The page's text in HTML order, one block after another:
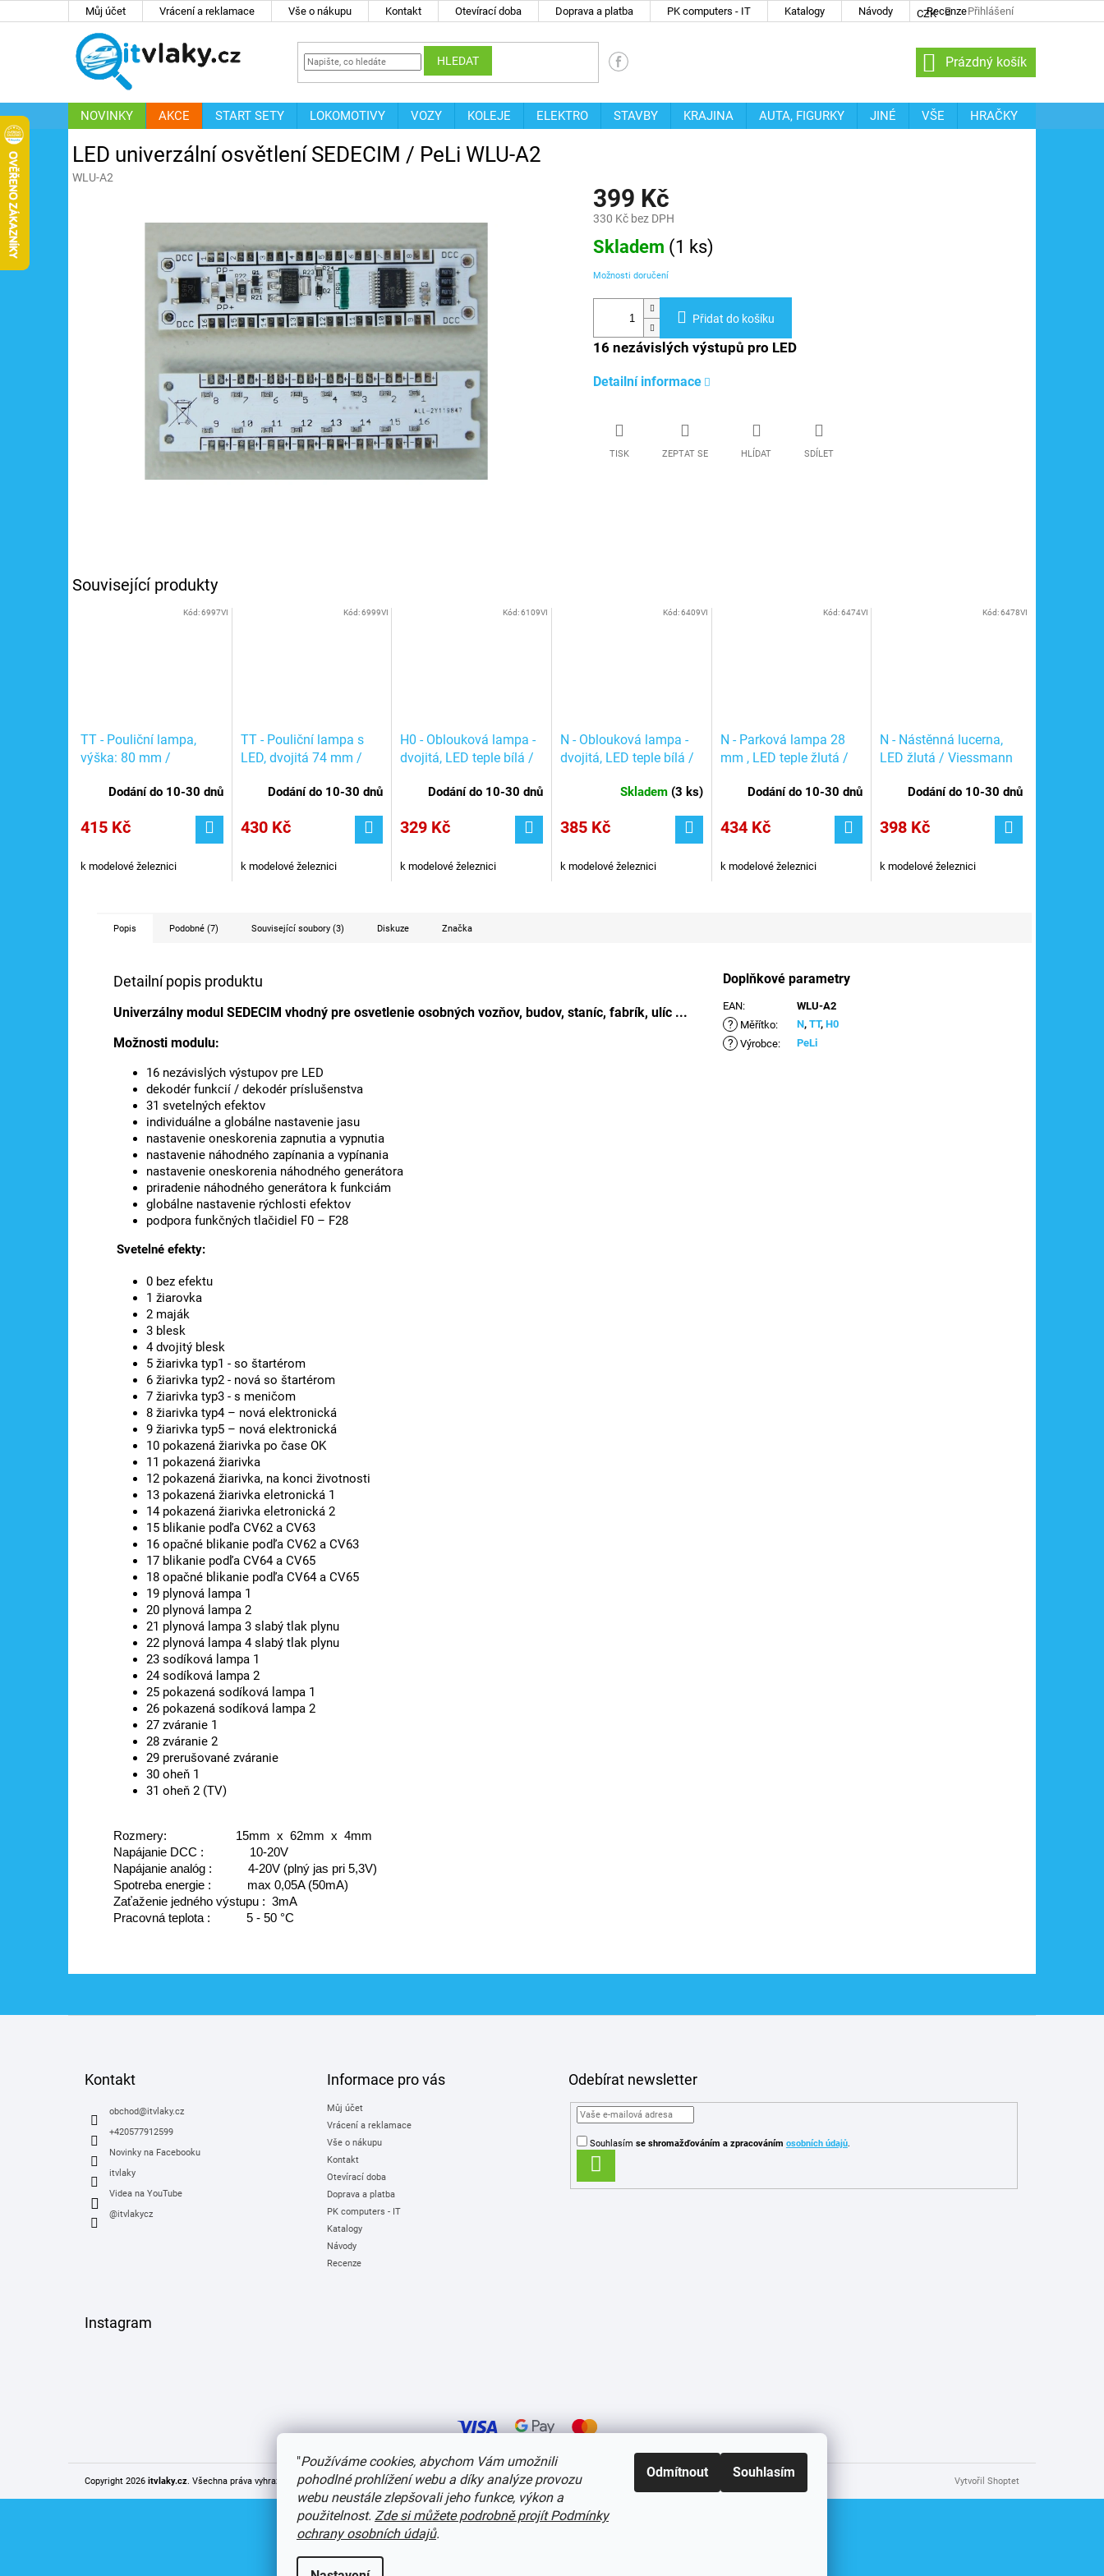
"Používáme cookies, abychom Vám umožnili
pohodlné prohlížení webu a díky analýze provozu
webu neustále zlepšovali jeho funkce, výkon a
použitelnost. Zde si můžete podrobně projít Podmínky
ochrany osobních údajů.
Odmítnout Souhlasím
Můj účet Vrácení a reklamace Vše o nákupu Kontakt Otevírací doba Doprava a platba PK computers - IT Katalogy Návody Recenze
CZK Přihlášení
HLEDAT
NÁKUPNÍ
KOŠÍK
Prázdný košík
NOVINKY AKCE START SETY LOKOMOTIVY VOZY KOLEJE ELEKTRO STAVBY KRAJINA AUTA, FIGURKY JINÉ VŠE
HRAČKY
LED univerzální osvětlení SEDECIM / PeLi WLU-A2
WLU-A2
399 Kč
330 Kč bez DPH
Měrná
cena:
Skladem (1 ks)
Možnosti doručení
Přidat do košíku
16 nezávislých výstupů pro LED
Detailní informace
TISK ZEPTAT SE HLÍDAT SDÍLET
Související produkty
TT - Pouliční lampa,
výška: 80 mm /
Dodání do 10-30 dnů
415 Kč
k modelové železnici
Kód:6997VI
TT - Pouliční lampa s
LED, dvojitá 74 mm /
Dodání do 10-30 dnů
430 Kč
k modelové železnici
Kód:6999VI
H0 - Oblouková lampa -
dvojitá, LED teple bílá /
Dodání do 10-30 dnů
329 Kč
k modelové železnici
Kód:6109VI
N - Oblouková lampa -
dvojitá, LED teple bílá /
Skladem (3 ks)
385 Kč
k modelové železnici
Kód:6409VI
N - Parková lampa 28
mm , LED teple žlutá /
Dodání do 10-30 dnů
434 Kč
k modelové železnici
Kód:6474VI
N - Nástěnná lucerna,
LED žlutá / Viessmann
Dodání do 10-30 dnů
398 Kč
k modelové železnici
Kód:6478VI
Popis Podobné (7) Související soubory (3) Diskuze Značka
Detailní popis produktu
Univerzálny modul SEDECIM vhodný pre osvetlenie osobných vozňov, budov, staníc, fabrík, ulíc ...
Možnosti modulu:
16 nezávislých výstupov pre LED
dekodér funkcií / dekodér príslušenstva
31 svetelných efektov
individuálne a globálne nastavenie jasu
nastavenie oneskorenia zapnutia a vypnutia
nastavenie náhodného zapínania a vypínania
nastavenie oneskorenia náhodného generátora
priradenie náhodného generátora k funkciám
globálne nastavenie rýchlosti efektov
podpora funkčných tlačidiel F0 – F28
Svetelné efekty:
0 bez efektu
1 žiarovka
2 maják
3 blesk
4 dvojitý blesk
5 žiarivka typ1 - so štartérom
6 žiarivka typ2 - nová so štartérom
7 žiarivka typ3 - s meničom
8 žiarivka typ4 – nová elektronická
9 žiarivka typ5 – nová elektronická
10 pokazená žiarivka po čase OK
11 pokazená žiarivka
12 pokazená žiarivka, na konci životnosti
13 pokazená žiarivka eletronická 1
14 pokazená žiarivka eletronická 2
15 blikanie podľa CV62 a CV63
16 opačné blikanie podľa CV62 a CV63
17 blikanie podľa CV64 a CV65
18 opačné blikanie podľa CV64 a CV65
19 plynová lampa 1
20 plynová lampa 2
21 plynová lampa 3 slabý tlak plynu
22 plynová lampa 4 slabý tlak plynu
23 sodíková lampa 1
24 sodíková lampa 2
25 pokazená sodíková lampa 1
26 pokazená sodíková lampa 2
27 zváranie 1
28 zváranie 2
29 prerušované zváranie
30 oheň 1
31 oheň 2 (TV)
Rozmery:                     15mm  x  62mm  x  4mm
Napájanie DCC :              10-20V
Napájanie analóg :           4-20V (plný jas pri 5,3V)
Spotreba energie :           max 0,05A (50mA)
Zaťaženie jedného výstupu :  3mA
Pracovná teplota :           5 - 50 °C
Doplňkové parametry
EAN: WLU-A2
? Měřítko: N,TT,H0
? Výrobce: PeLi
Kontakt
obchod@itvlaky.cz
+420577912599
Novinky na Facebooku
itvlaky
Videa na YouTube
@itvlakycz
Informace pro vás
Můj účet
Vrácení a reklamace
Vše o nákupu
Kontakt
Otevírací doba
Doprava a platba
PK computers - IT
Katalogy
Návody
Recenze
Odebírat newsletter
Souhlasím se shromažďováním a zpracováním osobních údajů.
SE
Instagram
Vytvořil Shoptet
Copyright 2026 itvlaky.cz. Všechna práva vyhrazena.Upravit nastavení cookies